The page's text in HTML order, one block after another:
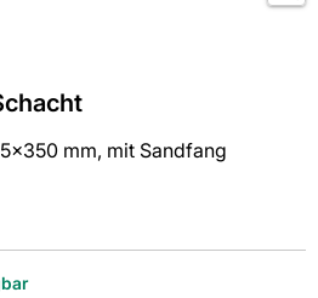
mm, mit Sandfang